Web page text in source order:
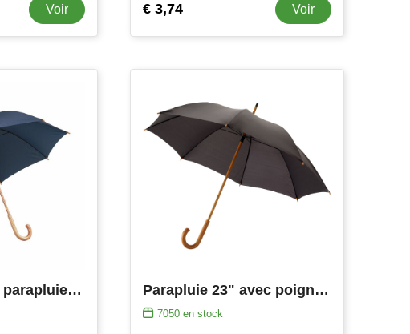
Voir € 3,74 Voir
BusinessClass parapluie 23 inch Parapluie 23" avec poignée et mât en bois Jova
7050 en stock